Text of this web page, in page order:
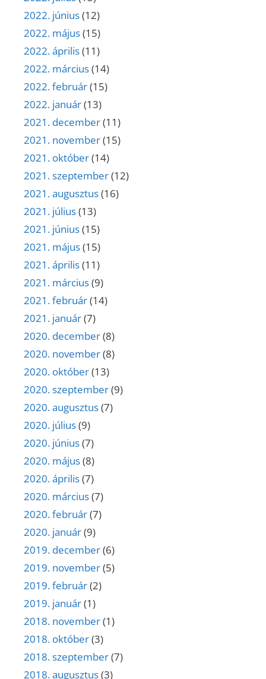
2022. június(12)
2022. május(15)
2022. április(11)
2022. március(14)
2022. február(15)
2022. január(13)
2021. december(11)
2021. november(15)
2021. október(14)
2021. szeptember(12)
2021. augusztus(16)
2021. július(13)
2021. június(15)
2021. május(15)
2021. április(11)
2021. március(9)
2021. február(14)
2021. január(7)
2020. december(8)
2020. november(8)
2020. október(13)
2020. szeptember(9)
2020. augusztus(7)
2020. július(9)
2020. június(7)
2020. május(8)
2020. április(7)
2020. március(7)
2020. február(7)
2020. január(9)
2019. december(6)
2019. november(5)
2019. február(2)
2019. január(1)
2018. november(1)
2018. október(3)
2018. szeptember(7)
2018. augusztus(3)